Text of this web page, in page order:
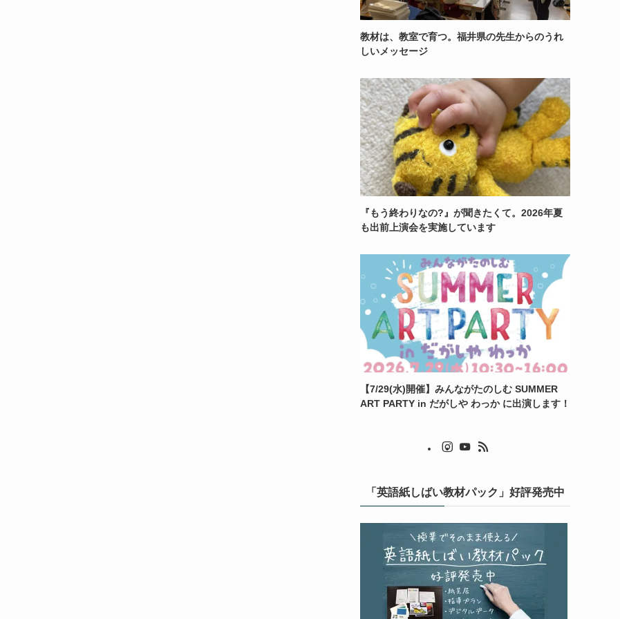
教材は、教室で育つ。福井県の先生からのうれ
しいメッセージ
『もう終わりなの?』が聞きたくて。2026年夏
も出前上演会を実施しています
【7/29(水)開催】みんながたのしむ SUMMER
ART PARTY in だがしや わっか に出演します！
「英語紙しばい教材パック」好評発売中